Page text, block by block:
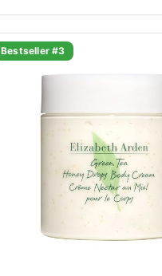
Bestseller #3